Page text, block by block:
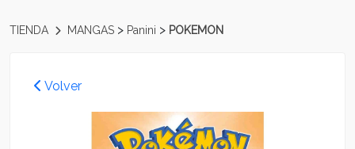
TIENDA MANGAS > Panini > POKEMON
Volver